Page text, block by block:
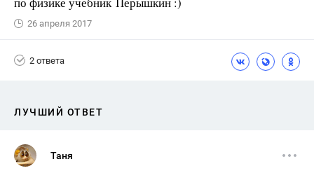
26 апреля 2017
2 ответа
ЛУЧШИЙ ОТВЕТ
Таня